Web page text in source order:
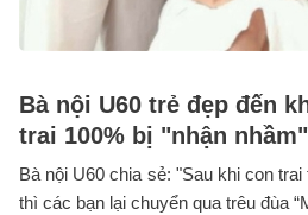
Bà nội U60 trẻ đẹp đến
trai 100% bị "nhận
Bà nội U60 chia sẻ: "Sau khi con
thì các bạn lại chuyển qua trêu đùa